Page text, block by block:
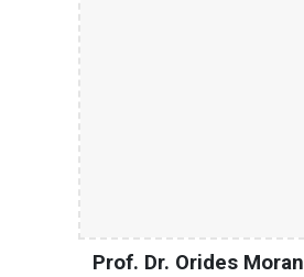
Prof. Dr. Orides